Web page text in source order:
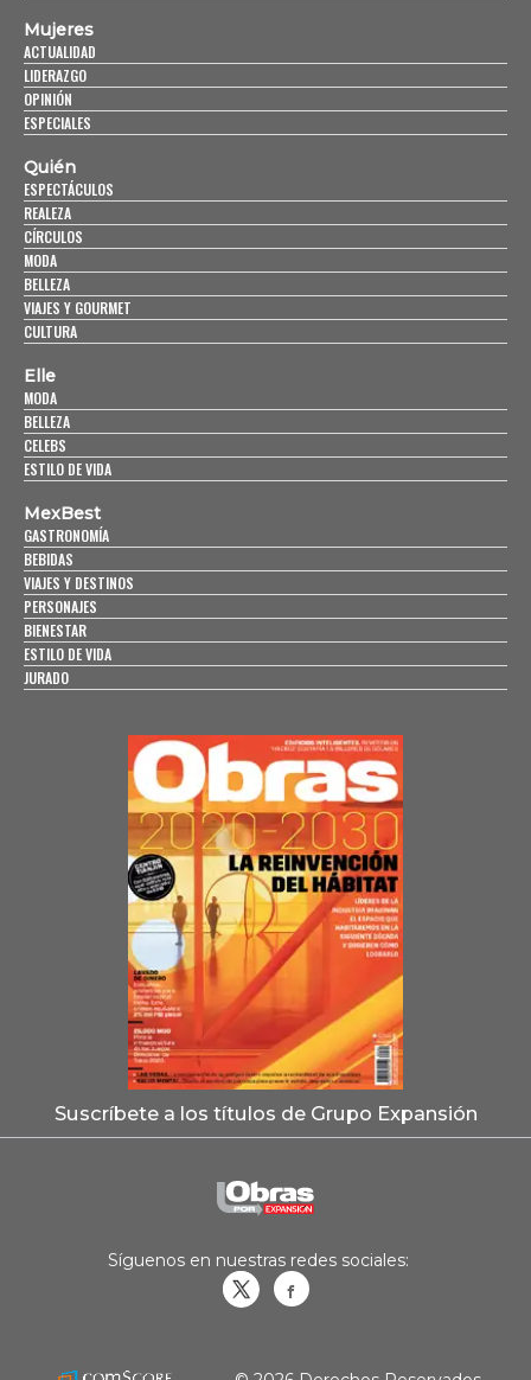
Mujeres
ACTUALIDAD
LIDERAZGO
OPINIÓN
ESPECIALES
Quién
ESPECTÁCULOS
REALEZA
CÍRCULOS
MODA
BELLEZA
VIAJES Y GOURMET
CULTURA
Elle
MODA
BELLEZA
CELEBS
ESTILO DE VIDA
MexBest
GASTRONOMÍA
BEBIDAS
VIAJES Y DESTINOS
PERSONAJES
BIENESTAR
ESTILO DE VIDA
JURADO
Suscríbete a los títulos de Grupo Expansión
Síguenos en nuestras redes sociales: